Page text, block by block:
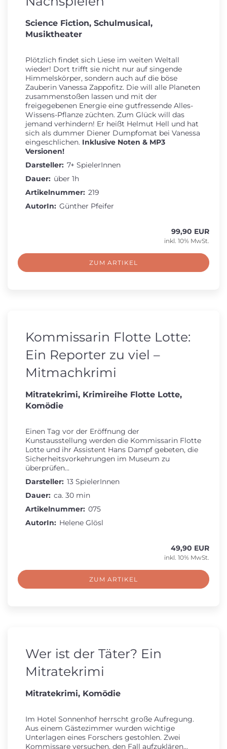
Science Fiction, Schulmusical,
Musiktheater
Plötzlich findet sich Liese im weiten Weltall
wieder! Dort trifft sie nicht nur auf singende
Himmelskörper, sondern auch auf die böse
Zauberin Vanessa Zappofitz. Die will alle Planeten
zusammenstoßen lassen und mit der
freigegebenen Energie eine gutfressende Alles-
Wissens-Pflanze züchten. Zum Glück will das
jemand verhindern! Er heißt Helmut Hell und hat
sich als dummer Diener Dumpfomat bei Vanessa
eingeschlichen. Inklusive Noten & MP3
Versionen!
Darsteller: 7+ SpielerInnen
Dauer: über 1h
Artikelnummer: 219
AutorIn: Günther Pfeifer
99,90 EUR
inkl. 10% MwSt.
ZUM ARTIKEL
Kommissarin Flotte Lotte:
Ein Reporter zu viel –
Mitmachkrimi
Mitratekrimi, Krimireihe Flotte Lotte,
Komödie
Einen Tag vor der Eröffnung der
Kunstausstellung werden die Kommissarin Flotte
Lotte und ihr Assistent Hans Dampf gebeten, die
Sicherheitsvorkehrungen im Museum zu
überprüfen...
Darsteller: 13 SpielerInnen
Dauer: ca. 30 min
Artikelnummer: 075
AutorIn: Helene Glösl
49,90 EUR
inkl. 10% MwSt.
ZUM ARTIKEL
Wer ist der Täter? Ein
Mitratekrimi
Mitratekrimi, Komödie
Im Hotel Sonnenhof herrscht große Aufregung.
Aus einem Gästezimmer wurden wichtige
Unterlagen eines Forschers gestohlen. Zwei
Kommissare versuchen, den Fall aufzuklären...